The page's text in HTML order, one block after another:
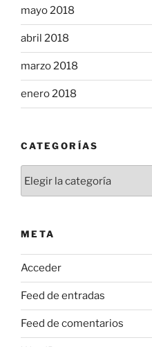
mayo 2018
abril 2018
marzo 2018
enero 2018
CATEGORÍAS
META
Acceder
Feed de entradas
Feed de comentarios